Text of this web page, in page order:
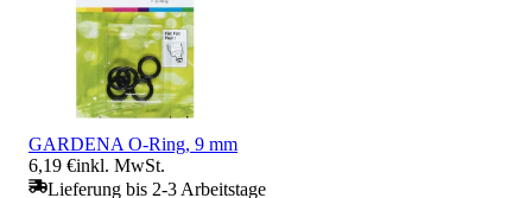
GARDENA O-Ring, 9 mm
6,19 €inkl. MwSt.
Lieferung bis 2-3 Arbeitstage